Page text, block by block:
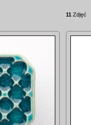
11 Zdjęć